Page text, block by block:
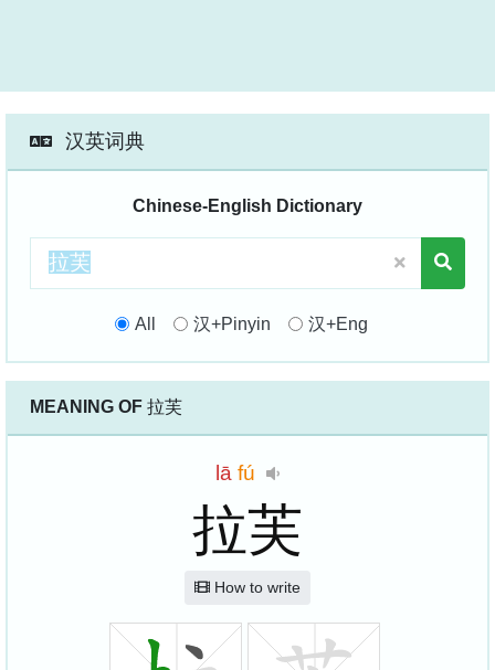
汉英词典
Chinese-English Dictionary
All 汉+Pinyin 汉+Eng
MEANING OF 拉芙
lā fú
拉芙
How to write